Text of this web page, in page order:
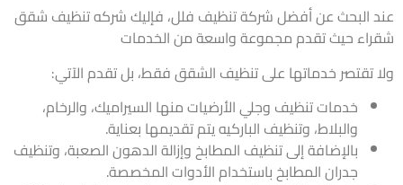
البحث عن أفضل شركة تنظيف فلل، فإليك شركه تنظيف شقق
حيث تقدم مجموعة واسعة من الخدمات
تقتصر خدماتها على تنظيف الشقق فقط، بل تقدم الآتي:
خدمات تنظيف وجلي الأرضيات منها السيراميك، والرخام،
والبلاط، وتنظيف الباركيه يتم تقديمها بعناية.
بالإضافة إلى تنظيف المطابخ وإزالة الدهون الصعبة، وتنظيف
جدران المطابخ باستخدام الأدوات المخصصة.